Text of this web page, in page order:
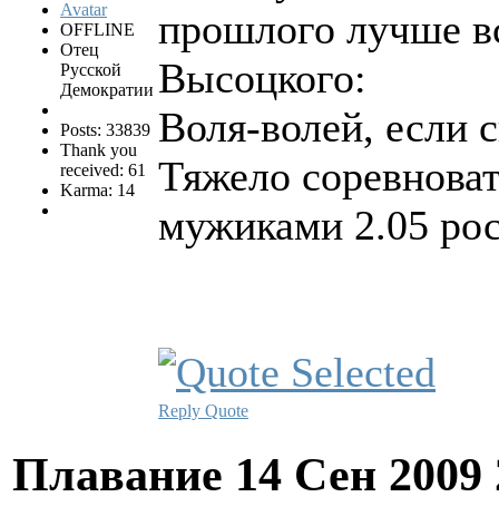
OFFLINE
Отец
Русской
Демократии
Posts: 33839
Thank you
received: 61
Karma: 14
прошлого лучше
Высоцкого:
Воля-волей, если
Тяжело
мужиками 2.05
Reply Quote
Плавание 14 Сен